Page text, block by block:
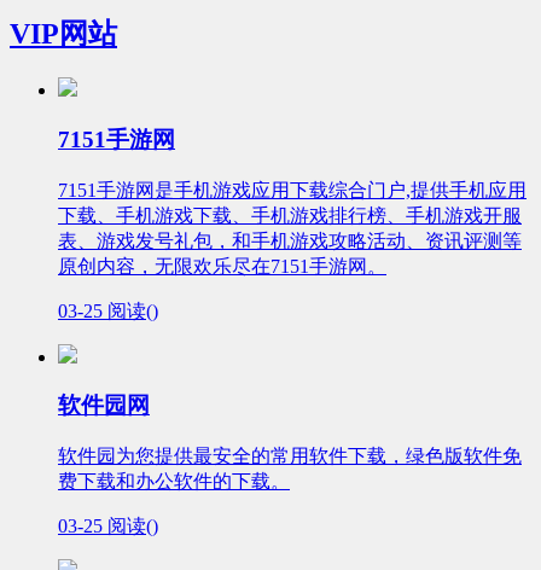
VIP网站
7151手游网
7151手游网是手机游戏应用下载综合门户,提供手机应用
下载、手机游戏下载、手机游戏排行榜、手机游戏开服
表、游戏发号礼包，和手机游戏攻略活动、资讯评测等
原创内容，无限欢乐尽在7151手游网。
03-25 阅读()
软件园网
软件园为您提供最安全的常用软件下载，绿色版软件免
费下载和办公软件的下载。
03-25 阅读()